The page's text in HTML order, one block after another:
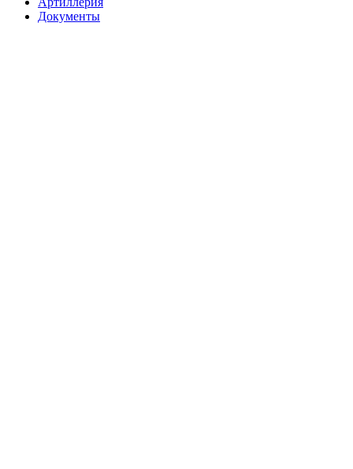
Документы